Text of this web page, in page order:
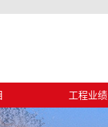
工程业绩